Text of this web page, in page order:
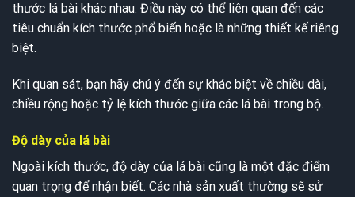
thước lá bài khác nhau. Điều này có thể liên quan đến các
tiêu chuẩn kích thước phổ biến hoặc là những thiết kế riêng
biệt.
Khi quan sát, bạn hãy chú ý đến sự khác biệt về chiều dài,
chiều rộng hoặc tỷ lệ kích thước giữa các lá bài trong bộ.
Độ dày của lá bài
Ngoài kích thước, độ dày của lá bài cũng là một đặc điểm
quan trọng để nhận biết. Các nhà sản xuất thường sẽ sử